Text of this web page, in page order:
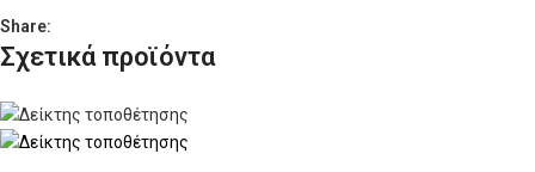
Share:
Σχετικά προϊόντα